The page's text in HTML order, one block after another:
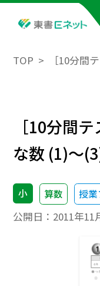
TOP ［10分間
［10分間
な数 (1)～
小 算数 授
公開日： 2011年11